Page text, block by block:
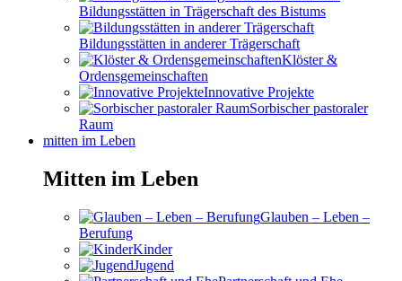
Bildungsstätten in Trägerschaft des Bistums
Bildungsstätten in anderer Trägerschaft
Klöster &
Ordensgemeinschaften
Innovative Projekte
Sorbischer pastoraler
Raum
mitten im Leben
Mitten im Leben
Glauben – Leben –
Berufung
Kinder
Jugend